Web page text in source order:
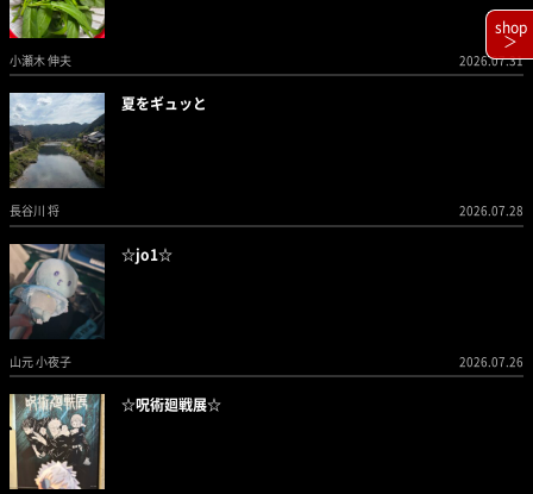
小瀬木 伸夫 2026.07.31
夏をギュッと
長谷川 将 2026.07.28
☆jo1☆
山元 小夜子 2026.07.26
☆呪術廻戦展☆
shop
＞